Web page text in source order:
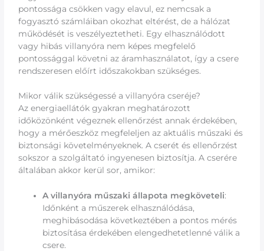
pontossága csökken vagy elavul, ez nemcsak a
fogyasztó számláiban okozhat eltérést, de a hálózat
működését is veszélyeztetheti. Egy elhasználódott
vagy hibás villanyóra nem képes megfelelő
pontossággal követni az áramhasználatot, így a csere
rendszeresen előírt időszakokban szükséges.
Mikor válik szükségessé a villanyóra cseréje?
Az energiaellátók gyakran meghatározott
időközönként végeznek ellenőrzést annak érdekében,
hogy a mérőeszköz megfeleljen az aktuális műszaki és
biztonsági követelményeknek. A cserét és ellenőrzést
sokszor a szolgáltató ingyenesen biztosítja. A cserére
általában akkor kerül sor, amikor:
A villanyóra műszaki állapota megköveteli:
Időnként a műszerek elhasználódása,
meghibásodása következtében a pontos mérés
biztosítása érdekében elengedhetetlenné válik a
csere.